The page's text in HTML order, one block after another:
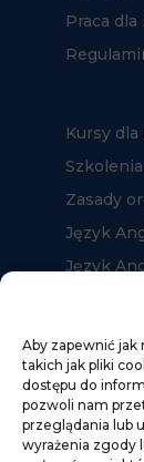
Aby zapewnić jak
takich jak pliki
dostępu do
pozwoli nam
przeglądania lub
wyrażenia zgody
Praca
Kursy dla
Zasady
Język
Język
Język